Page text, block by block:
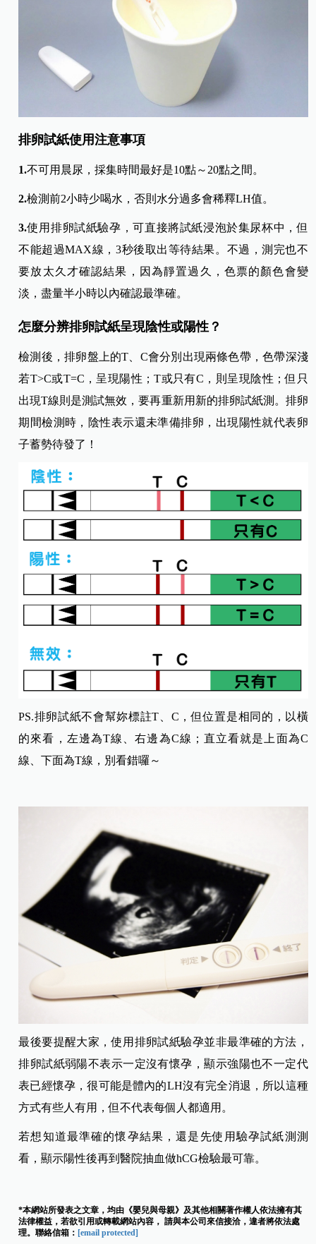
排卵試紙使用注意事項
1.不可用晨尿，採集時間最好是10點～20點之間。
2.檢測前2小時少喝水，否則水分過多會稀釋LH值。
3.使用排卵試紙驗孕，可直接將試紙浸泡於集尿杯中，但
不能超過MAX線，3秒後取出等待結果。不過，測完也不
要放太久才確認結果，因為靜置過久，色票的顏色會變
淡，盡量半小時以內確認最準確。
怎麼分辨排卵試紙呈現陰性或陽性？
檢測後，排卵盤上的T、C會分別出現兩條色帶，色帶深淺
若T>C或T=C，呈現陽性；T或只有C，則呈現陰性；但只
出現T線則是測試無效，要再重新用新的排卵試紙測。排卵
期間檢測時，陰性表示還未準備排卵，出現陽性就代表卵
子蓄勢待發了！
PS.排卵試紙不會幫妳標註T、C，但位置是相同的，以橫
的來看，左邊為T線、右邊為C線；直立看就是上面為C
線、下面為T線，別看錯囉～
最後要提醒大家，使用排卵試紙驗孕並非最準確的方法，
排卵試紙弱陽不表示一定沒有懷孕，顯示強陽也不一定代
表已經懷孕，很可能是體內的LH沒有完全消退，所以這種
方式有些人有用，但不代表每個人都適用。
若想知道最準確的懷孕結果，還是先使用驗孕試紙測測
看，顯示陽性後再到醫院抽血做hCG檢驗最可靠。
*本網站所發表之文章，均由《嬰兒與母親》及其他相關著作權人依法擁有其
法律權益，若欲引用或轉載網站內容， 請與本公司來信接洽，違者將依法處
理。聯絡信箱： [email protected]